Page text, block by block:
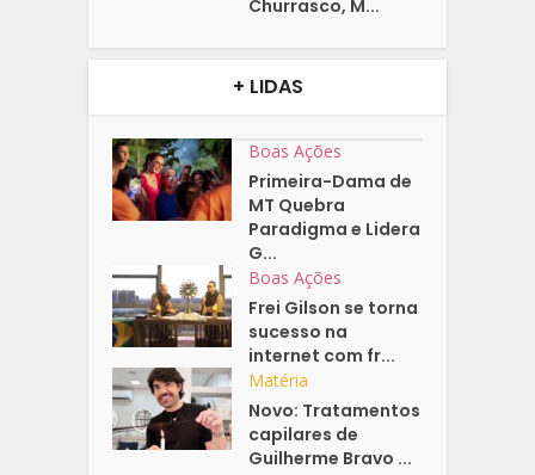
Churrasco, M...
+ LIDAS
Boas Ações
Primeira-Dama de
MT Quebra
Paradigma e Lidera
G...
Boas Ações
Frei Gilson se torna
sucesso na
internet com fr...
Matéria
Novo: Tratamentos
capilares de
Guilherme Bravo ...